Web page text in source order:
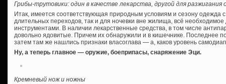
Грибы-трутовики: один в качестве лекарства, другой для разжигания
Итак, имеется соответствующая природным условиям и сезону одежда
длительных переходов, так и для ночевки вне жилища, всё
инструментами. В наличии лекарственные средства, в том числе
довольно ядовитые. Причем их обнаружили и в кишечнике. Последнее
затем там же нашлись признаки власоглава — а, каков уровень
Ну, а теперь главное — оружие, боеприпасы, снаряжение Эци.
Кремневый нож и ножны